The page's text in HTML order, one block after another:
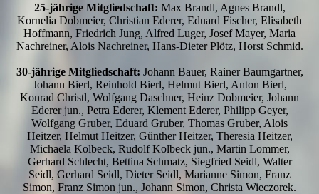
25-jährige Mitgliedschaft: Max Brandl, Agnes Brandl,
Kornelia Dobmeier, Christian Ederer, Eduard Fischer, Elisabeth
Hoffmann, Friedrich Jung, Alfred Luger, Josef Mayer, Maria
Nachreiner, Alois Nachreiner, Hans-Dieter Plötz, Horst Schmid.
30-jährige Mitgliedschaft: Johann Bauer, Rainer Baumgartner,
Johann Bierl, Reinhold Bierl, Helmut Bierl, Anton Bierl,
Konrad Christl, Wolfgang Daschner, Heinz Dobmeier, Johann
Ederer jun., Petra Ederer, Klement Ederer, Philipp Geyer,
Wolfgang Gruber, Eduard Gruber, Thomas Gruber, Alois
Heitzer, Helmut Heitzer, Günther Heitzer, Theresia Heitzer,
Michaela Kolbeck, Rudolf Kolbeck jun., Martin Lommer,
Gerhard Schlecht, Bettina Schmatz, Siegfried Seidl, Walter
Seidl, Gerhard Seidl, Dieter Seidl, Marianne Simon, Franz
Simon, Franz Simon jun., Johann Simon, Christa Wieczorek.